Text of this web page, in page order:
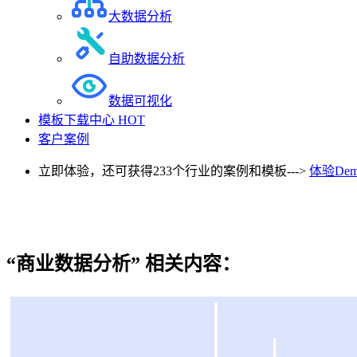
大数据分析
自助数据分析
数据可视化
模板下载中心 HOT
客户案例
立即体验，还可获得233个行业的案例和模板---> 体验
“商业数据分析” 相关内容：